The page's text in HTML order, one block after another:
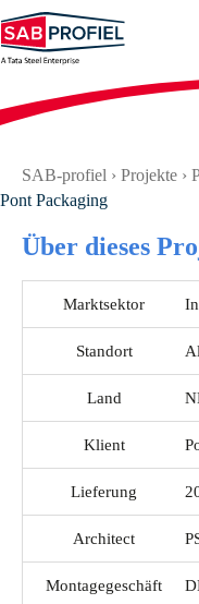
Inhalt
springen
SAB-profiel › Projekte ›
Pont Packaging
Über dieses
Marktsektor
Standort
Land
Klient
Lieferung
Architect
Montagegeschäft